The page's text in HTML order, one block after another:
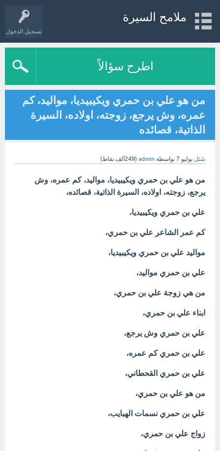
تسجيل الدخول
ملامح السيرة
اطرح سؤالاً
من هو علي بن حمري ويكيبيديا، مواليد، كم
عمره، وش يرجع، زوجته، اولاده، السيرة
الذاتية، قصائده
سُئل يوليو 7 بواسطة admin
(249ألف نقاط)
من هو علي بن حمري ويكيبيديا، مواليد، كم عمره، وش
يرجع، زوجته، اولاده، السيرة الذاتية، قصائده،
علي بن حمري ويكيبيديا،
كم عمر الشاعر علي بن حمري،
مواليد علي بن حمري ويكيبيديا،
علي بن حمري مواليد،
من هي زوجة علي بن حمري،
ابناء علي بن حمري،
علي بن حمري وش يرجع،
علي بن حمري كم عمره،
علي بن حمري القحطاني،
من هو علي بن حمري،
علي بن حمري نسمات الهبايب،
زواج علي بن حمري،